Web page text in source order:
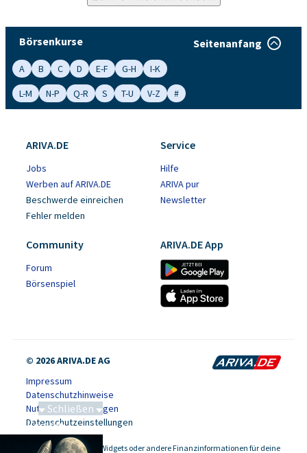
Börsenkurse Seitenanfang
A B C D E-F G-H
I-K
L-M
N-P Q-R S T-U V-Z #
ARIVA.DE
Jobs
Werben auf ARIVA.DE
Beschwerde einreichen
Fehler melden
Service
Hilfe
ARIVA pur
Newsletter
Community
Forum
Börsenspiel
ARIVA.DE App
© 2026 ARIVA.DE AG
Impressum
Datenschutzhinweise
Nutzungsbedingungen
Datenschutzeinstellungen
Kursdaten, Widgets oder andere Finanzinformationen für deine
Schließen
Saga bei 0,53 CAD